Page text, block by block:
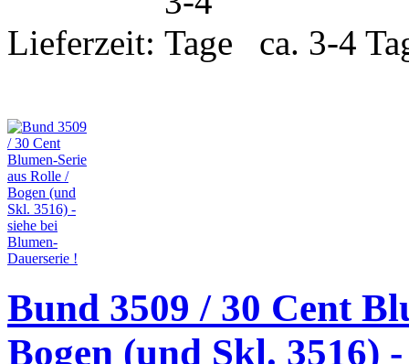
Lieferzeit: ca. 3-4
Bund 3509 / 30 Cent
Bogen (und Skl. 3516)